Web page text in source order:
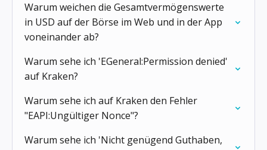
Warum weichen die Gesamtvermögenswerte
in USD auf der Börse im Web und in der App
voneinander ab?
Warum sehe ich 'EGeneral:Permission denied'
auf Kraken?
Warum sehe ich auf Kraken den Fehler
"EAPI:Ungültiger Nonce"?
Warum sehe ich 'Nicht genügend Guthaben,